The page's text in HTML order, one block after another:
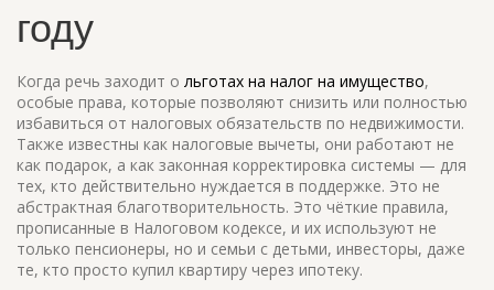
году
Когда речь заходит о льготах на налог на имущество,
особые права, которые позволяют снизить или полностью
избавиться от налоговых обязательств по недвижимости.
Также известны как налоговые вычеты, они работают не
как подарок, а как законная корректировка системы — для
тех, кто действительно нуждается в поддержке. Это не
абстрактная благотворительность. Это чёткие правила,
прописанные в Налоговом кодексе, и их используют не
только пенсионеры, но и семьи с детьми, инвесторы, даже
те, кто просто купил квартиру через ипотеку.